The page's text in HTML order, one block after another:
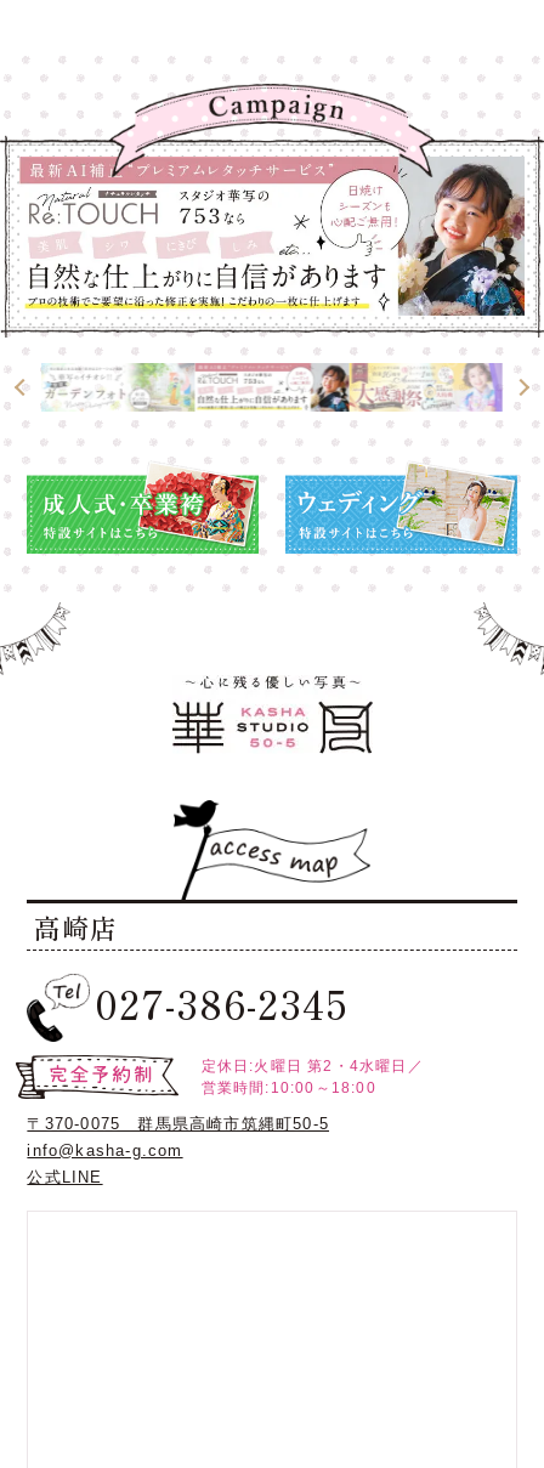
高崎店
027-386-2345
定休日:火曜日 第2・4水曜日／
営業時間:10:00～18:00
〒370-0075 群馬県高崎市筑縄町50-5
info@kasha-g.com
公式LINE
大宮店
大宮店